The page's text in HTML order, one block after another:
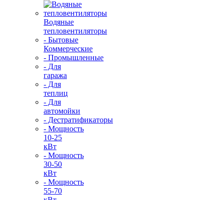
Водяные
тепловентиляторы
- Бытовые
Коммерческие
- Промышленные
- Для
гаража
- Для
теплиц
- Для
автомойки
- Дестратификаторы
- Мощность
10-25
кВт
- Мощность
30-50
кВт
- Мощность
55-70